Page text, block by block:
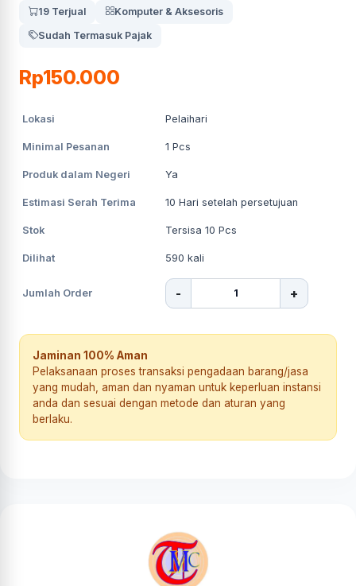
19 Terjual
Komputer & Aksesoris
Sudah Termasuk Pajak
Rp150.000
Lokasi Pelaihari
Minimal Pesanan 1 Pcs
Produk dalam Negeri Ya
Estimasi Serah Terima 10 Hari setelah persetujuan
Stok Tersisa 10 Pcs
Dilihat 590 kali
Jumlah Order - +
Jaminan 100% Aman
Pelaksanaan proses transaksi pengadaan barang/jasa
yang mudah, aman dan nyaman untuk keperluan instansi
anda dan sesuai dengan metode dan aturan yang
berlaku.